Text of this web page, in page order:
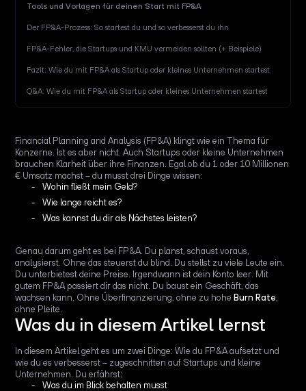
Tools und Vorlagen für deinen Start mit FP&A
Der FP&A-Prozess: So startest du und so verbesserst du ihn
FP&A-Fehler, die Startups und KMU vermeiden sollten (+ Beispiele)
Fazit: Wie du mit FP&A als Startup oder kleines Unternehmen startest
Q&A: Wie du mit FP&A als Startup oder kleines Unternehmen startest
Financial Planning and Analysis (FP&A) klingt wie ein Thema für
Konzerne. Ist es aber nicht. Auch Startups oder kleine Unternehmen
brauchen Klarheit über ihre Finanzen. Egal ob du 1 oder 10 Millionen
€ Umsatz machst – du musst drei Dinge wissen:
Wohin fließt mein Geld?
Wie lange reicht es?
Was kannst du dir als Nächstes leisten?
Genau darum geht es bei FP&A. Du planst, schaust voraus,
analysierst. Ohne das steuerst du blind. Du stellst zu viele Leute ein.
Du unterbietest deine Preise. Irgendwann ist dein Konto leer. Mit
gutem FP&A passiert dir das nicht. Du baust ein Geschäft, das
wachsen kann. Ohne Überfinanzierung, ohne zu hohe Burn Rate,
ohne Pleite.
Was du in diesem Artikel lernst
In diesem Artikel geht es um zwei Dinge: Wie du FP&A aufsetzt und
wie du es verbesserst – zugeschnitten auf Startups und kleine
Unternehmen. Du erfährst:
Was du im Blick behalten musst